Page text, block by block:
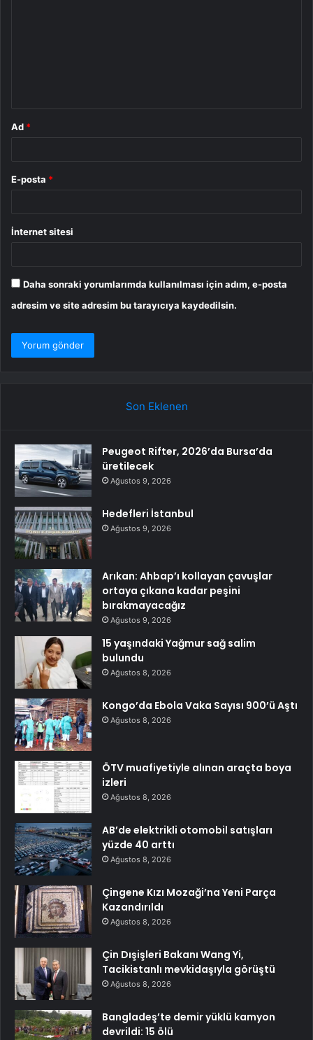
Ad *
E-posta *
İnternet sitesi
Daha sonraki yorumlarımda kullanılması için adım, e-posta
adresim ve site adresim bu tarayıcıya kaydedilsin.
Son Eklenen
Peugeot Rifter, 2026’da Bursa’da
üretilecek
Ağustos 9, 2026
Hedefleri İstanbul
Ağustos 9, 2026
Arıkan: Ahbap’ı kollayan çavuşlar
ortaya çıkana kadar peşini
bırakmayacağız
Ağustos 9, 2026
15 yaşındaki Yağmur sağ salim
bulundu
Ağustos 8, 2026
Kongo’da Ebola Vaka Sayısı 900’ü Aştı
Ağustos 8, 2026
ÖTV muafiyetiyle alınan araçta boya
izleri
Ağustos 8, 2026
AB’de elektrikli otomobil satışları
yüzde 40 arttı
Ağustos 8, 2026
Çingene Kızı Mozaği’na Yeni Parça
Kazandırıldı
Ağustos 8, 2026
Çin Dışişleri Bakanı Wang Yi,
Tacikistanlı mevkidaşıyla görüştü
Ağustos 8, 2026
Bangladeş’te demir yüklü kamyon
devrildi: 15 ölü